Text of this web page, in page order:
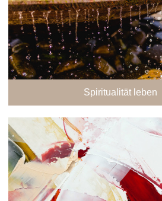
Spiritualität leben